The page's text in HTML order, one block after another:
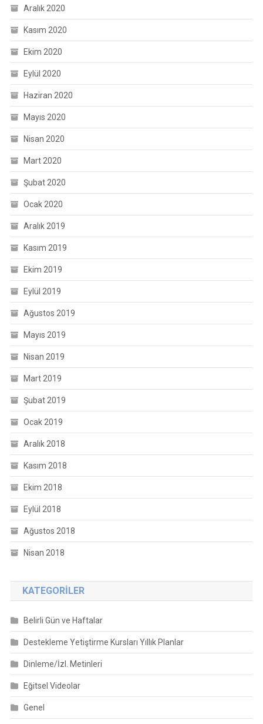
Aralık 2020
Kasım 2020
Ekim 2020
Eylül 2020
Haziran 2020
Mayıs 2020
Nisan 2020
Mart 2020
Şubat 2020
Ocak 2020
Aralık 2019
Kasım 2019
Ekim 2019
Eylül 2019
Ağustos 2019
Mayıs 2019
Nisan 2019
Mart 2019
Şubat 2019
Ocak 2019
Aralık 2018
Kasım 2018
Ekim 2018
Eylül 2018
Ağustos 2018
Nisan 2018
KATEGORILER
Belirli Gün ve Haftalar
Destekleme Yetiştirme Kursları Yıllık Planlar
Dinleme/İzl. Metinleri
Eğitsel Videolar
Genel